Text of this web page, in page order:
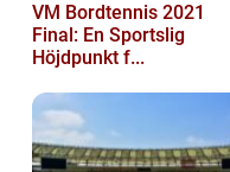
VM Bordtennis 2021
Final: En Sportslig
Höjdpunkt f...